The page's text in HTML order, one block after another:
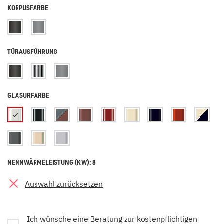
KORPUSFARBE
TÜRAUSFÜHRUNG
GLASURFARBE
NENNWÄRMELEISTUNG (KW): 8
Auswahl zurücksetzen
Ich wünsche eine Beratung zur kostenpflichtigen